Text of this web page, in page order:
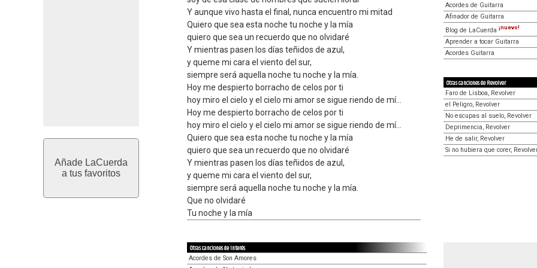
Añade LaCuerda
a tus favoritos
Y aunque vivo hasta el final, nunca encuentro mi mitad
Quiero que sea esta noche tu noche y la mía
quiero que sea un recuerdo que no olvidaré
Y mientras pasen los días teñidos de azul,
y queme mi cara el viento del sur,
siempre será aquella noche tu noche y la mía.
Hoy me despierto borracho de celos por ti
hoy miro el cielo y el cielo mi amor se sigue riendo de mí...
Hoy me despierto borracho de celos por ti
hoy miro el cielo y el cielo mi amor se sigue riendo de mí...
Quiero que sea esta noche tu noche y la mía
quiero que sea un recuerdo que no olvidaré
Y mientras pasen los días teñidos de azul,
y queme mi cara el viento del sur,
siempre será aquella noche tu noche y la mía.
Que no olvidaré
Tu noche y la mía
Acordes de Guitarra
Afinador de Guitarra
Blog de LaCuerda ¡nuevo!
Aprender a tocar Guitarra
Acordes Guitarra
Otras canciones de Revolver
Faro de Lisboa, Revolver
el Peligro, Revolver
No escupas al suelo, Revolver
Deprimencia, Revolver
He de salir, Revolver
Si no hubiera que corer,
Otras canciones de interés
Acordes de Son Amores